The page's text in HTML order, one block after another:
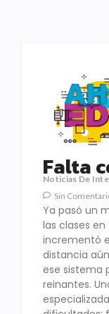
Falta
Noticias De
Sin
Ya pasó un
las clases en
incrementó
distancia
ese sistema
reinantes.